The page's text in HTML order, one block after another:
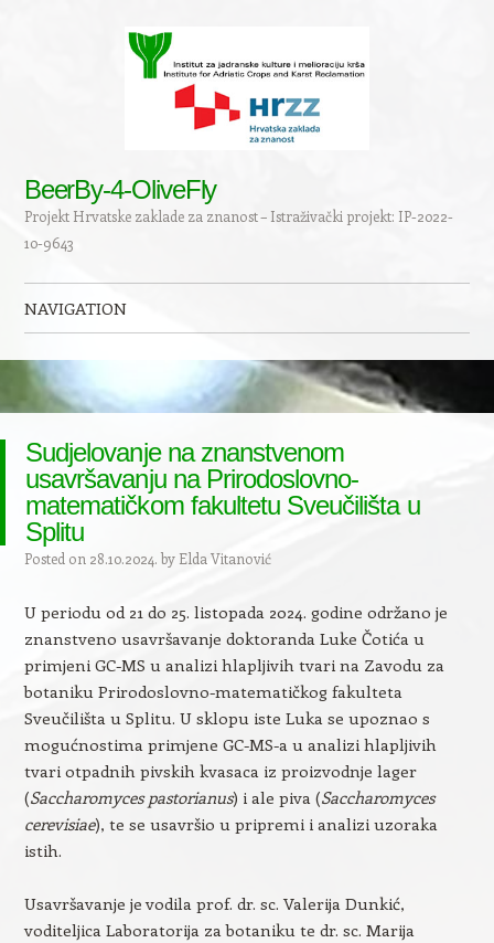
BeerBy-4-OliveFly
Projekt Hrvatske zaklade za znanost – Istraživački projekt: IP-2022-
10-9643
NAVIGATION
Sudjelovanje na znanstvenom
usavršavanju na Prirodoslovno-
matematičkom fakultetu Sveučilišta u
Splitu
Posted on 28.10.2024. by Elda Vitanović
U periodu od 21 do 25. listopada 2024. godine održano je
znanstveno usavršavanje doktoranda Luke Čotića u
primjeni GC-MS u analizi hlapljivih tvari na Zavodu za
botaniku Prirodoslovno-matematičkog fakulteta
Sveučilišta u Splitu. U sklopu iste Luka se upoznao s
mogućnostima primjene GC-MS-a u analizi hlapljivih
tvari otpadnih pivskih kvasaca iz proizvodnje lager
(Saccharomyces pastorianus) i ale piva (Saccharomyces
cerevisiae), te se usavršio u pripremi i analizi uzoraka
istih.
Usavršavanje je vodila prof. dr. sc. Valerija Dunkić,
voditeljica Laboratorija za botaniku te dr. sc. Marija